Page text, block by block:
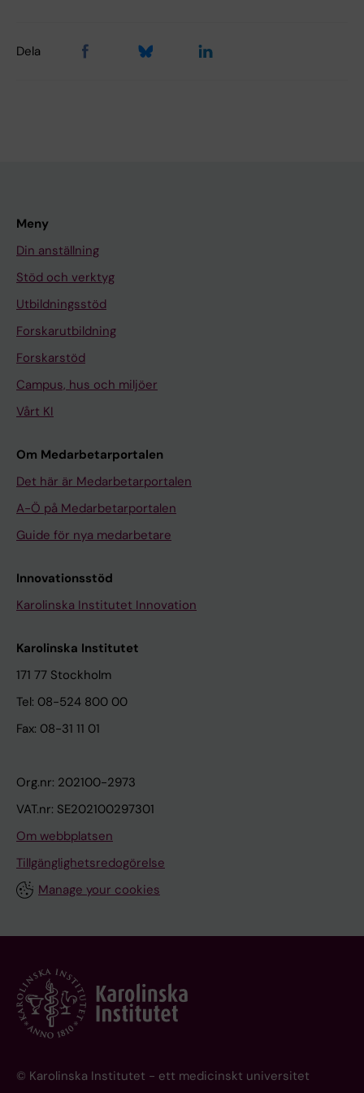
Dela
Meny
Din anställning
Stöd och verktyg
Utbildningsstöd
Forskarutbildning
Forskarstöd
Campus, hus och miljöer
Vårt KI
Om Medarbetarportalen
Det här är Medarbetarportalen
A-Ö på Medarbetarportalen
Guide för nya medarbetare
Innovationsstöd
Karolinska Institutet Innovation
Karolinska Institutet
171 77 Stockholm
Tel: 08-524 800 00
Fax: 08-31 11 01
Org.nr: 202100-2973
VAT.nr: SE202100297301
Om webbplatsen
Tillgänglighetsredogörelse
Manage your cookies
© Karolinska Institutet - ett medicinskt universitet